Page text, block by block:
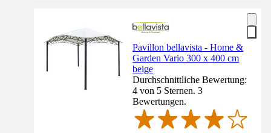
Pavillon bellavista - Home &
Garden Vario 300 x 400 cm
beige
Durchschnittliche Bewertung:
4 von 5 Sternen. 3
Bewertungen.